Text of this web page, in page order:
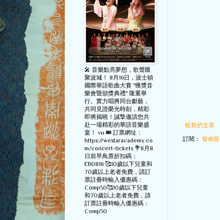
較新的文章
訂閱： 發佈
🎤 音樂點亮夢想，歌聲匯
聚波城！ 8月16日，波士頓
國際華語歌曲大賽 "獲獎音
樂會暨頒獎典禮" 隆重舉
行。實力唱將同台獻藝，
共同見證榮光時刻，精彩
即將揭曉！誠摯邀請您共
赴一場精彩的華語音樂盛
宴！ vu 🎟️ 訂票網址：
https://westaracademy.co
m/concert-tickets 💐8月8
日前早鳥票折扣碼：
EB0816 🥰10歲以下兒童和
70歲以上老者免費，請訂
票註冊時輸入優惠碼：
Comp50🥰10歲以下兒童
和70歲以上老者免費，請
訂票註冊時輸入優惠碼：
Comp50